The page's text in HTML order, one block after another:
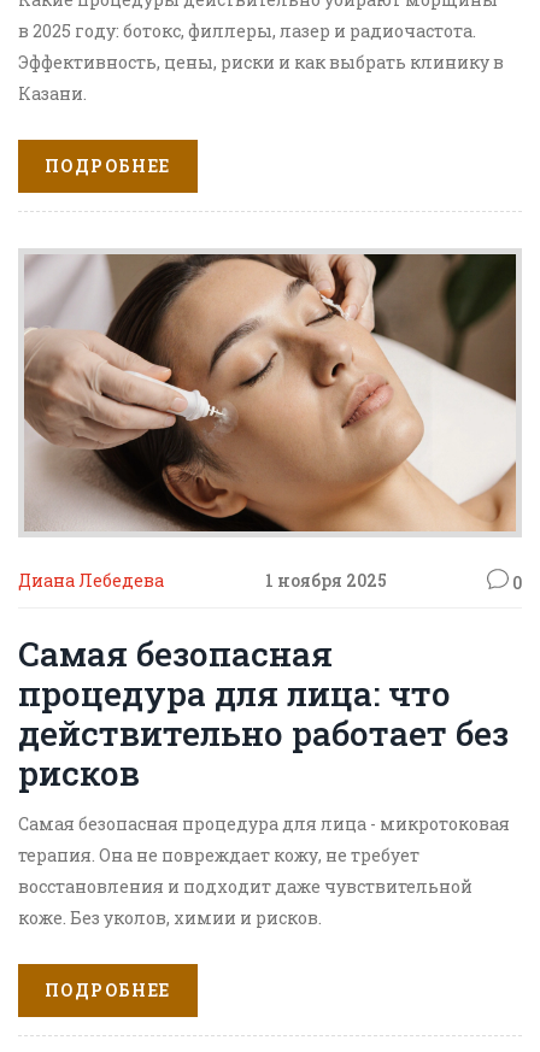
в 2025 году: ботокс, филлеры, лазер и радиочастота.
Эффективность, цены, риски и как выбрать клинику в
Казани.
ПОДРОБНЕЕ
Диана Лебедева 1 ноября 2025 0
Самая безопасная
процедура для лица: что
действительно работает без
рисков
Самая безопасная процедура для лица - микротоковая
терапия. Она не повреждает кожу, не требует
восстановления и подходит даже чувствительной
коже. Без уколов, химии и рисков.
ПОДРОБНЕЕ